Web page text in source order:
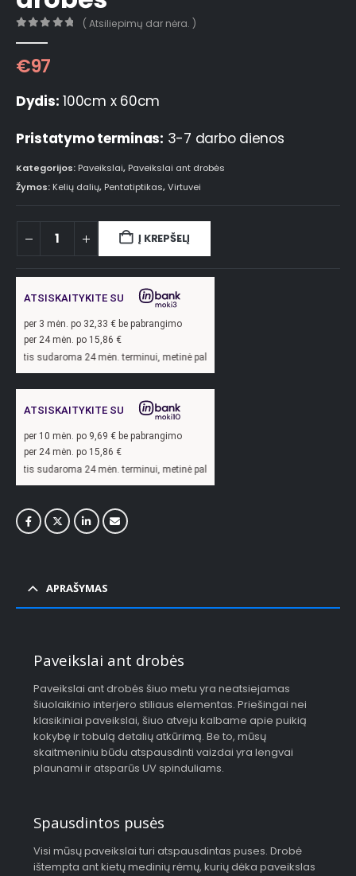
( Atsiliepimų dar nėra. )
€97
Dydis: 100cm x 60cm
Pristatymo terminas: 3-7 darbo dienos
Kategorijos: Paveikslai, Paveikslai ant drobės
Žymos: Kelių dalių, Pentatiptikas,Virtuvei
Į KREPŠELĮ
ATSISKAITYKITE SU
per 3 mėn. po 32,33 € be pabrangimo
per 24 mėn. po 15,86 €
24 mėn. terminui, metinė palūkanų norma –
ATSISKAITYKITE SU
per 10 mėn. po 9,69 € be pabrangimo
per 24 mėn. po 15,86 €
24 mėn. terminui, metinė palūkanų norma –
APRAŠYMAS
Paveikslai ant drobės
Paveikslai ant drobės šiuo metu yra neatsiejamas
šiuolaikinio interjero stiliaus elementas. Priešingai nei
klasikiniai paveikslai, šiuo atveju kalbame apie puikią
kokybę ir tobulą detalių atkūrimą. Be to, mūsų
skaitmeniniu būdu atspausdinti vaizdai yra lengvai
plaunami ir atsparūs UV spinduliams.
Spausdintos pusės
Visi mūsų paveikslai turi atspausdintas puses. Drobė
ištempta ant kietų medinių rėmų, kurių dėka paveikslas